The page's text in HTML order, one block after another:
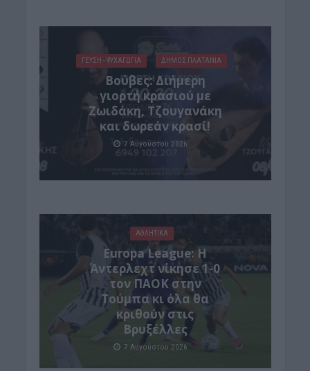
ΓΕΎΣΗ - ΨΥΧΑΓΩΓΊΑ ΔΉΜΟΣ ΠΛΑΤΑΝΙΆ
Βούβες: Διήμερη
γιορτή κρασιού με
Ζωιδάκη, Τζουγανάκη
και δωρεάν κρασί!
7 Αυγούστου 2026
ΑΘΛΗΤΙΚΑ
Europa League: Η
Άντερλεχτ νίκησε 1-0
τον ΠΑΟΚ στην
Τούμπα κι όλα θα
κριθούν στις
Βρυξέλλες
7 Αυγούστου 2026